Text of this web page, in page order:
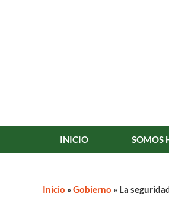
INICIO SOMOS
Inicio »Gobierno » La